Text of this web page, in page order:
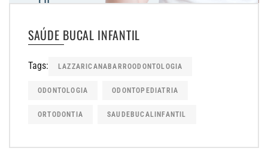
SAÚDE BUCAL INFANTIL
Tags: LAZZARICANABARROODONTOLOGIA
ODONTOLOGIA ODONTOPEDIATRIA
ORTODONTIA SAUDEBUCALINFANTIL